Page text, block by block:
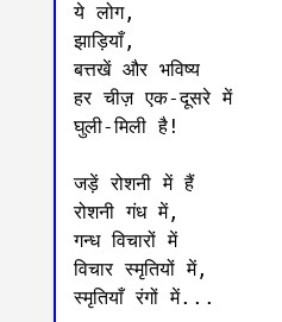
ये लोग,
झाड़ियाँ,
बत्तखें और भविष्य
हर चीज़ एक-दूसरे में
घुली-मिली है!
जड़ें रोशनी में हैं
रोशनी गंध में,
गन्ध विचारों में
विचार स्मृतियों में,
स्मृतियाँ रंगों में...